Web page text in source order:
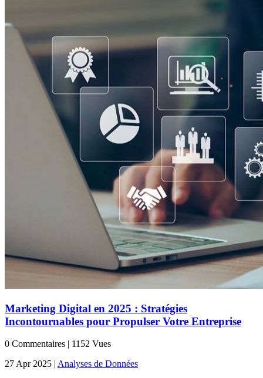
Marketing Digital en 2025 : Stratégies
Incontournables pour Propulser Votre Entreprise
0 Commentaires | 1152 Vues
27 Apr 2025 | Analyses de Données